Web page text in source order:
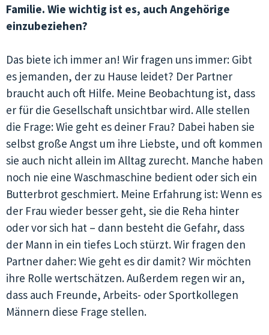
Familie. Wie wichtig ist es, auch Angehörige
einzubeziehen?
Das biete ich immer an! Wir fragen uns immer: Gibt
es jemanden, der zu Hause leidet? Der Partner
braucht auch oft Hilfe. Meine Beobachtung ist, dass
er für die Gesellschaft unsichtbar wird. Alle stellen
die Frage: Wie geht es deiner Frau? Dabei haben sie
selbst große Angst um ihre Liebste, und oft kommen
sie auch nicht allein im Alltag zurecht. Manche haben
noch nie eine Waschmaschine bedient oder sich ein
Butterbrot geschmiert. Meine Erfahrung ist: Wenn es
der Frau wieder besser geht, sie die Reha hinter
oder vor sich hat – dann besteht die Gefahr, dass
der Mann in ein tiefes Loch stürzt. Wir fragen den
Partner daher: Wie geht es dir damit? Wir möchten
ihre Rolle wertschätzen. Außerdem regen wir an,
dass auch Freunde, Arbeits- oder Sportkollegen
Männern diese Frage stellen.